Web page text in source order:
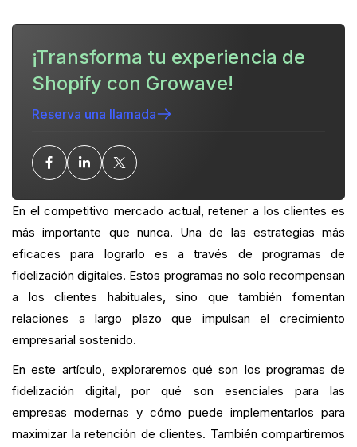
En el competitivo mercado actual, retener a los clientes es
más importante que nunca. Una de las estrategias más
eficaces para lograrlo es a través de programas de
fidelización digitales. Estos programas no solo recompensan
a los clientes habituales, sino que también fomentan
relaciones a largo plazo que impulsan el crecimiento
empresarial sostenido.
En este artículo, exploraremos qué son los programas de
fidelización digital, por qué son esenciales para las
empresas modernas y cómo puede implementarlos para
maximizar la retención de clientes. También compartiremos
Casos prácticos de programas de fidelización
El futuro de los programas de fidelización digital
Conclusión
¿Cuál es tu ratio actual de clientes habituales?
¿Quieres cerrar la brecha?
PREGUNTAS MÁS FRECUENTES
¡Transforma tu experiencia de
Shopify con Growave!
Reserva una llamada